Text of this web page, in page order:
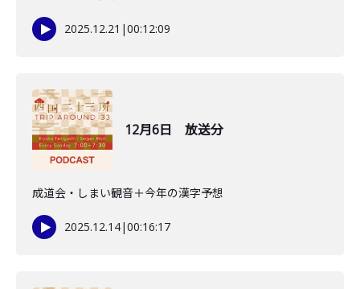
2025.12.21 |00:12:09
12月6日 放送分
成道会・しまい観音＋今年の漢字予想
2025.12.14|00:16:17